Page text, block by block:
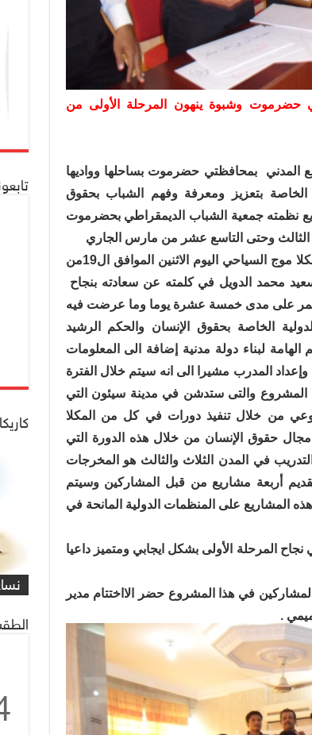
وشبوة ينهون المرحلة الأولى من
المدني
بمحافظتي حضرموت بساحلها وواديها
الخاصة بتعزيز ومعرفة وفهم الشباب بحقوق
نظمته جمعية الشباب الديمقراطي بحضرموت
الثالث وحتى التاسع عشر من مارس الجاري
وفي حفل الاختتام الذي أقيم في قاعة فندق المكلا موج السياحي اليوم الاثنين الموافق ال19من
محمد الدويل في كلمته عن سعادته بنجاح
استمر على مدى خمسة عشرة يوما وما عرضت فيه
الخاصة بحقوق الإنسان والحكم الرشيد
الهامة لبناء دولة مدنية إضافة الى المعلومات
المدرب مشيرا الى انه سيتم خلال الفترة
المشروع والتى ستدشن في مدينة سيئون التي
من خلال تنفيذ دورات في كل من المكلا
مجال حقوق الإنسان من خلال هذه الدورة التي
في المدن الثلاث والثالث هو المخرجات
أربعة مشاريع من قبل المشاركين وسيتم
هذه المشاريع على المنظمات الدولية المانحة في
المرحلة الأولى بشكل ايجابي ومتميز داعيا
في هذا المشروع حضر الااختتام مدير
.
/يصادف 1